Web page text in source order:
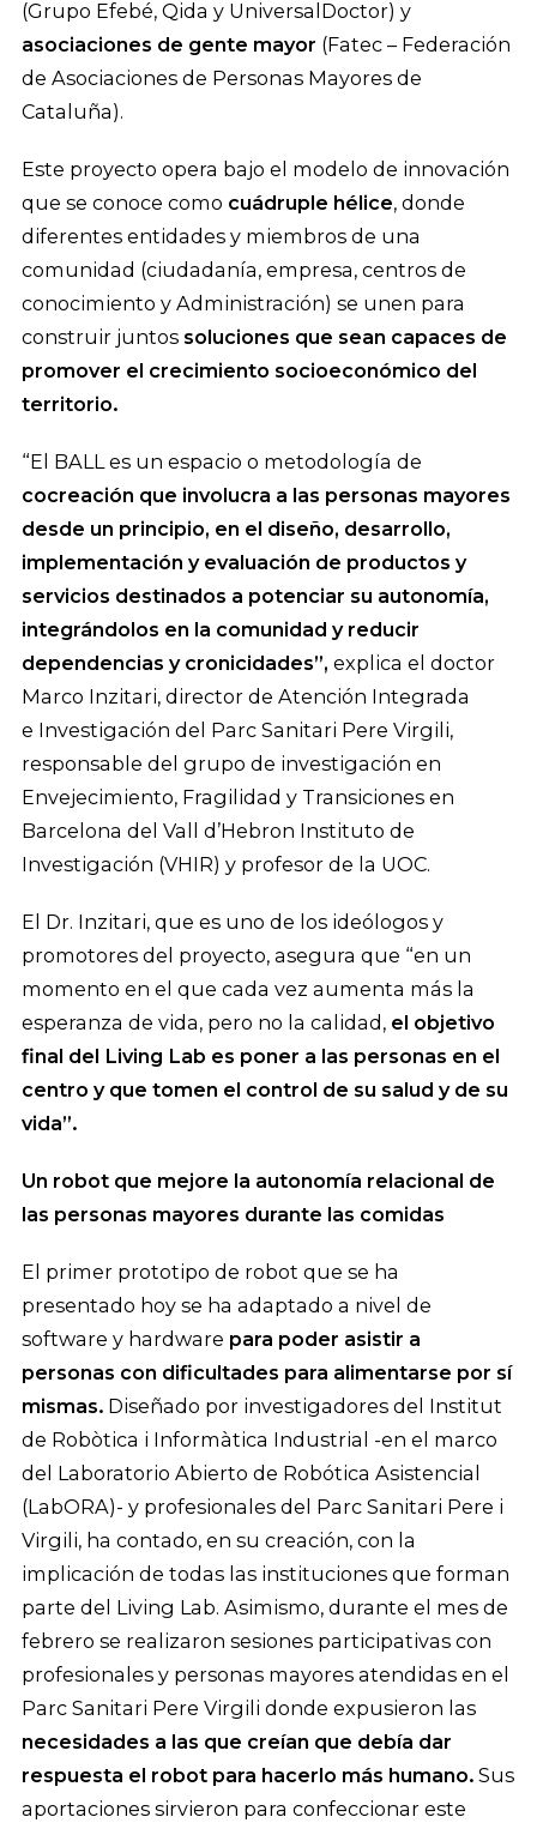
(Grupo Efebé, Qida y UniversalDoctor) y
asociaciones de gente mayor (Fatec – Federación
de Asociaciones de Personas Mayores de
Cataluña).
Este proyecto opera bajo el modelo de innovación
que se conoce como cuádruple hélice, donde
diferentes entidades y miembros de una
comunidad (ciudadanía, empresa, centros de
conocimiento y Administración) se unen para
construir juntos soluciones que sean capaces de
promover el crecimiento socioeconómico del
territorio.
“El BALL es un espacio o metodología de
cocreación que involucra a las personas mayores
desde un principio, en el diseño, desarrollo,
implementación y evaluación de productos y
servicios destinados a potenciar su autonomía,
integrándolos en la comunidad y reducir
dependencias y cronicidades”, explica el doctor
Marco Inzitari, director de Atención Integrada
e Investigación del Parc Sanitari Pere Virgili,
responsable del grupo de investigación en
Envejecimiento, Fragilidad y Transiciones en
Barcelona del Vall d’Hebron Instituto de
Investigación (VHIR) y profesor de la UOC.
El Dr. Inzitari, que es uno de los ideólogos y
promotores del proyecto, asegura que “en un
momento en el que cada vez aumenta más la
esperanza de vida, pero no la calidad, el objetivo
final del Living Lab es poner a las personas en el
centro y que tomen el control de su salud y de su
vida”.
Un robot que mejore la autonomía relacional de
las personas mayores durante las comidas
El primer prototipo de robot que se ha
presentado hoy se ha adaptado a nivel de
software y hardware para poder asistir a
personas con dificultades para alimentarse por sí
mismas. Diseñado por investigadores del Institut
de Robòtica i Informàtica Industrial -en el marco
del Laboratorio Abierto de Robótica Asistencial
(LabORA)- y profesionales del Parc Sanitari Pere i
Virgili, ha contado, en su creación, con la
implicación de todas las instituciones que forman
parte del Living Lab. Asimismo, durante el mes de
febrero se realizaron sesiones participativas con
profesionales y personas mayores atendidas en el
Parc Sanitari Pere Virgili donde expusieron las
necesidades a las que creían que debía dar
respuesta el robot para hacerlo más humano. Sus
aportaciones sirvieron para confeccionar este